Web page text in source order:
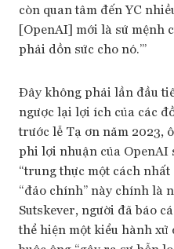
còn quan tâm đến YC
[OpenAI] mới là sứ mệnh
phải dồn sức cho nó.’”
Đây không phải lần đầu
ngược lại lợi ích của các
trước lễ Tạ ơn năm 2023,
phi lợi nhuận của OpenAI
“trung thực một cách
“đảo chính” này chính là
Sutskever, người đã báo
thể hiện một kiểu hành